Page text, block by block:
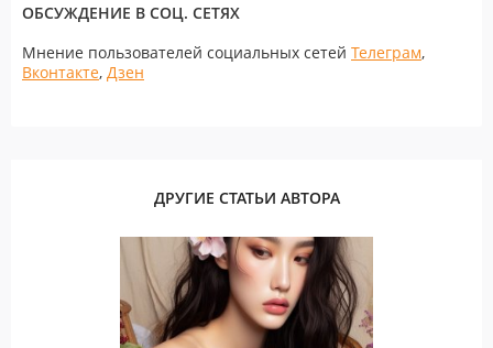
ОБСУЖДЕНИЕ В СОЦ. СЕТЯХ
Мнение пользователей социальных сетей Телеграм,
Вконтакте, Дзен
ДРУГИЕ СТАТЬИ АВТОРА